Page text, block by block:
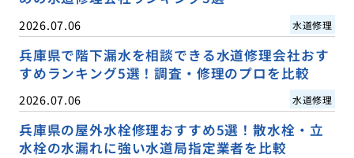
2026.07.06 水道修理
兵庫県で階下漏水を相談できる水道修理会社おす
すめランキング5選！調査・修理のプロを比較
2026.07.06 水道修理
兵庫県の屋外水栓修理おすすめ5選！散水栓・立
水栓の水漏れに強い水道局指定業者を比較